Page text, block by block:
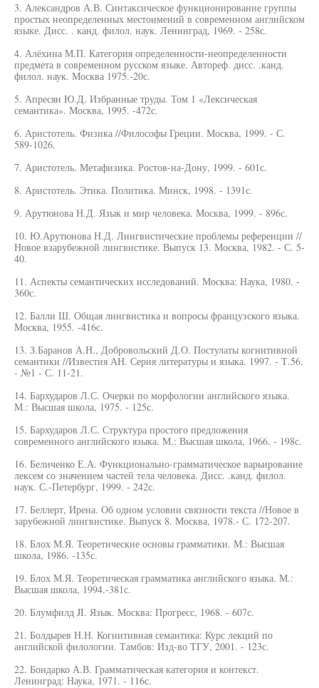
3. Александров А.В. Синтаксическое функционирование группы
простых неопределенных местоимений в современном английском
языке. Дисс. . канд. филол. наук. Ленинград, 1969. - 258с.
4. Алёхина М.П. Категория определенности-неопределенности
предмета в современном русском языке. Автореф. дисс. .канд.
филол. наук. Москва 1975.-20с.
5. Апресян Ю.Д. Избранные труды. Том 1 «Лексическая
семантика». Москва, 1995. -472с.
6. Аристотель. Физика //Философы Греции. Москва, 1999. - С.
589-1026.
7. Аристотель. Метафизика. Ростов-на-Дону, 1999. - 601с.
8. Аристотель. Этика. Политика. Минск, 1998. - 1391с.
9. Арутюнова Н.Д. Язык и мир человека. Москва, 1999. - 896с.
10. Ю.Арутюнова Н.Д. Лингвистические проблемы референции //
Новое взарубежной лингвистике. Выпуск 13. Москва, 1982. - С. 5-
40.
11. Аспекты семантических исследований. Москва: Наука, 1980. -
360с.
12. Балли Ш. Общая лингвистика и вопросы французского языка.
Москва, 1955. -416с.
13. З.Баранов А.Н., Добровольский Д.О. Постулаты когнитивной
семантики //Известия АН. Серия литературы и языка. 1997. - Т.56.
- №1 - С. 11-21.
14. Бархударов Л.С. Очерки по морфологии английского языка.
М.: Высшая школа, 1975. - 125с.
15. Бархударов Л.С. Структура простого предложения
современного английского языка. М.: Высшая школа, 1966. - 198с.
16. Беличенко Е.А. Функционально-грамматическое варьирование
лексем со значением частей тела человека. Дисс. .канд. филол.
наук. С.-Петербург, 1999. - 242с.
17. Беллерт, Ирена. Об одном условии связности текста //Новое в
зарубежной лингвистике. Выпуск 8. Москва, 1978.- С. 172-207.
18. Блох М.Я. Теоретические основы грамматики. М.: Высшая
школа, 1986. -135с.
19. Блох М.Я. Теоретическая грамматика английского языка. М.:
Высшая школа, 1994.-381с.
20. Блумфилд JI. Язык. Москва: Прогресс, 1968. - 607с.
21. Болдырев Н.Н. Когнитивная семантика: Курс лекций по
английской филологии. Тамбов: Изд-во ТГУ, 2001. - 123с.
22. Бондарко А.В. Грамматическая категория и контекст.
Ленинград: Наука, 1971. - 116с.